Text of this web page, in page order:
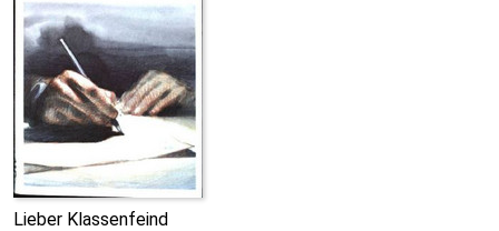
Lieber Klassenfeind